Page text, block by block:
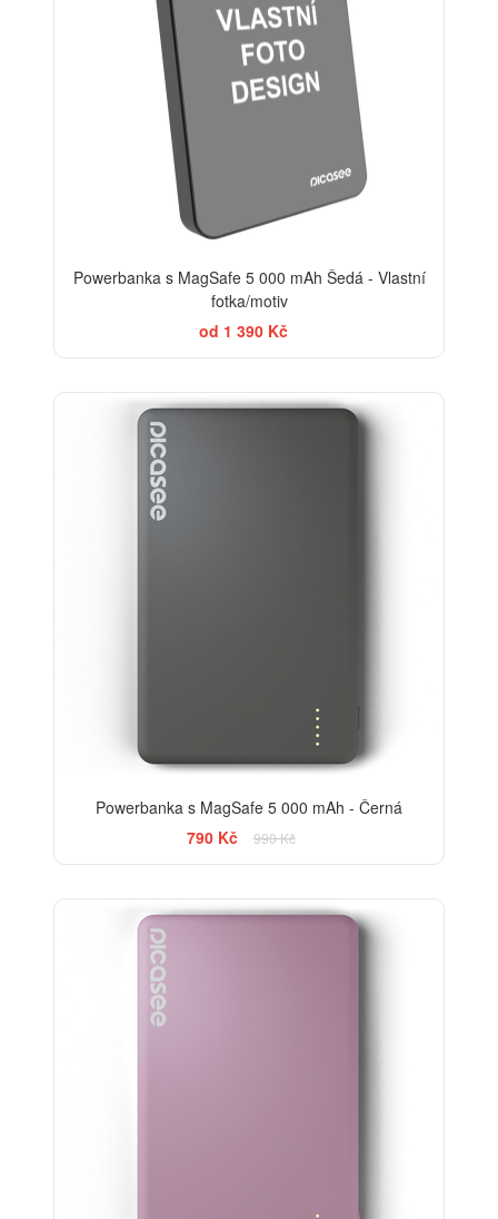
Powerbanka s MagSafe 5 000 mAh Šedá - Vlastní
fotka/motiv
od 1 390 Kč
Powerbanka s MagSafe 5 000 mAh - Černá
790 Kč
990 Kč